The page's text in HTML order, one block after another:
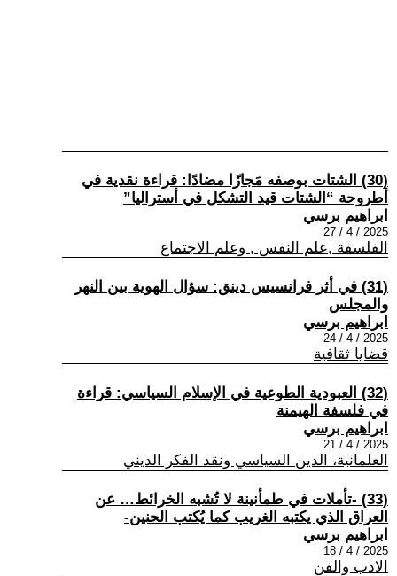
(30) الشتات بوصفه مَجازًا مضادًا: قراءة نقدية في
أطروحة “الشتات قيد التشكل في أستراليا”
ابراهيم برسي
2025 / 4 / 27
الفلسفة ,علم النفس , وعلم الاجتماع
(31) في أثر فرانسيس دينق: سؤال الهوية بين النهر
والمجلس
ابراهيم برسي
2025 / 4 / 24
قضايا ثقافية
(32) العبودية الطوعية في الإسلام السياسي: قراءة
في فلسفة الهيمنة
ابراهيم برسي
2025 / 4 / 21
العلمانية، الدين السياسي ونقد الفكر الديني
(33) -تأملات في طمأنينة لا تُشبه الخرائط… عن
العراق الذي يكتبه الغريب كما يُكتب الحنين-
ابراهيم برسي
2025 / 4 / 18
الادب والفن